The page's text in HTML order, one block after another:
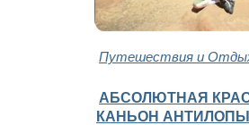
Путешествия и
АБСОЛЮТНАЯ
КАНЬОН